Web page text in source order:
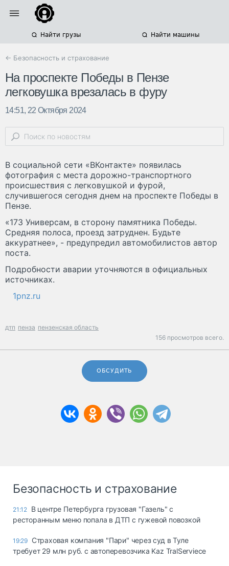
Найти грузы Найти машины
← Безопасность и страхование
На проспекте Победы в Пензе
легковушка врезалась в фуру
14:51, 22 Октября 2024
В социальной сети «ВКонтакте» появилась
фотография с места дорожно-транспортного
происшествия с легковушкой и фурой,
случившегося сегодня днем на проспекте Победы в
Пензе.
«173 Универсам, в сторону памятника Победы.
Средняя полоса, проезд затруднен. Будьте
аккуратнее», - предупредил автомобилистов автор
поста.
Подробности аварии уточняются в официальных
источниках.
1pnz.ru
дтп пенза пензенская область
156 просмотров всего.
ОБСУДИТЬ
Безопасность и страхование
21:12 В центре Петербурга грузовая "Газель" с
ресторанным меню попала в ДТП с гужевой повозкой
19:29 Страховая компания "Пари" через суд в Туле
требует 29 млн руб. с автоперевозчика Kaz TralServiece